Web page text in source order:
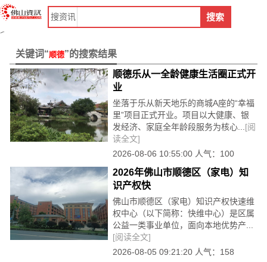
搜资讯 搜索
首页
>行业资讯首页
>
列表
关键词“顺德”的搜索结果
顺德乐从一全龄健康生活圈正式开
业
坐落于乐从新天地乐的商城A座的“幸福
里”项目正式开业。项目以大健康、银
发经济、家庭全年龄段服务为核心... [阅
读全文]
2026-08-06 10:55:00 人气：100
2026年佛山市顺德区（家电）知
识产权快
佛山市顺德区（家电）知识产权快速维
权中心（以下简称：快维中心）是区属
公益一类事业单位，面向本地优势产...
[阅读全文]
2026-08-05 09:21:20 人气：158